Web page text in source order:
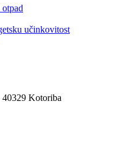
učinkovitost
Kotoriba